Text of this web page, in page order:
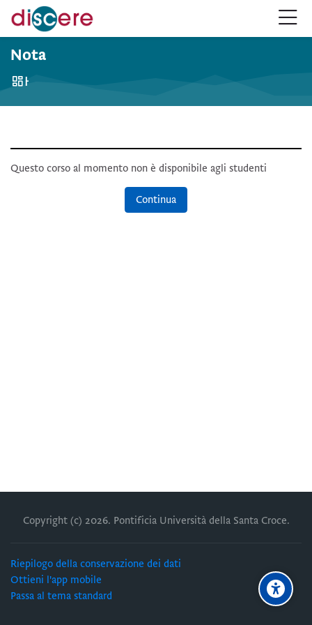
Salta alla navigazione
Salta al form login
Vai al contenuto principale
Salta alle opzioni accessibilità
Salta al footer
Salta opzioni accessibilità
Nota
Home
Questo corso al momento non è disponibile agli studenti
Continua
Copyright (c) 2026. Pontificia Università della Santa Croce.
Riepilogo della conservazione dei dati
Ottieni l'app mobile
Passa al tema standard